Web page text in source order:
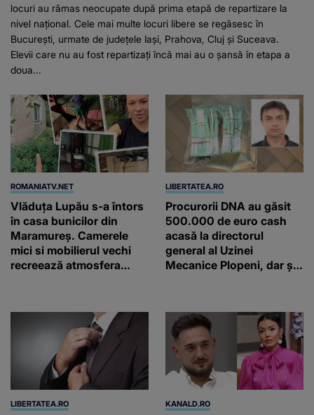
locuri au rămas neocupate după prima etapă de repartizare la
nivel național. Cele mai multe locuri libere se regăsesc în
București, urmate de județele Iași, Prahova, Cluj și Suceava.
Elevii care nu au fost repartizați încă mai au o șansă în etapa a
doua...
ROMANIATV.NET
Vlăduța Lupău s-a întors
în casa bunicilor din
Maramureș. Camerele
mici si mobilierul vechi
recreează atmosfera
LIBERTATEA.RO
Procurorii DNA au găsit
500.000 de euro cash
acasă la directorul
general al Uzinei
Mecanice Plopeni, dar și
LIBERTATEA.RO KANALD.RO